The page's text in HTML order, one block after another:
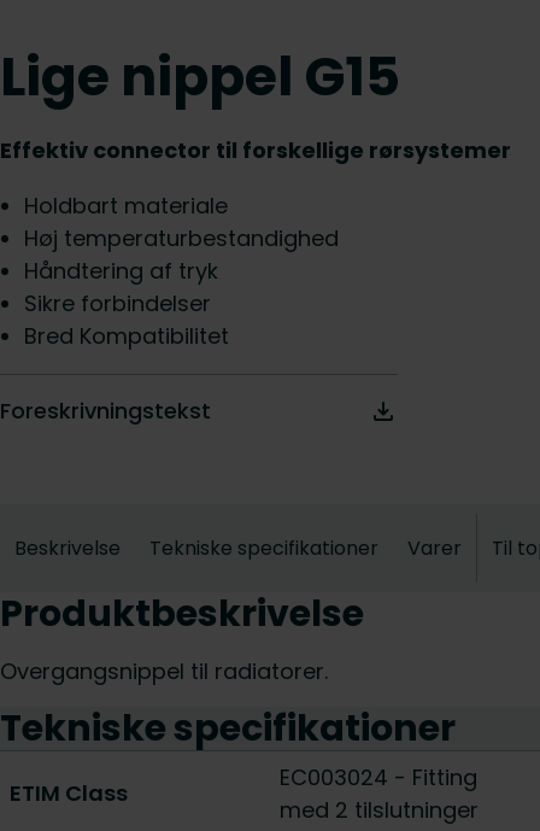
Lige nippel G15
Effektiv connector til forskellige rørsystemer
Holdbart materiale
Høj temperaturbestandighed
Håndtering af tryk
Sikre forbindelser
Bred Kompatibilitet
Foreskrivningstekst
Beskrivelse Tekniske specifikationer Varer Til
Produktbeskrivelse
Overgangsnippel til radiatorer.
Tekniske specifikationer
ETIM Class
EC003024 - Fitting
med 2 tilslutninger